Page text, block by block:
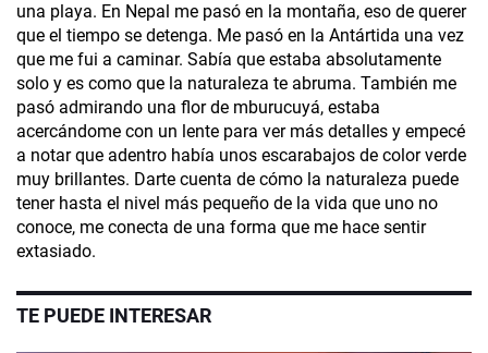
una playa. En Nepal me pasó en la montaña, eso de querer
que el tiempo se detenga. Me pasó en la Antártida una vez
que me fui a caminar. Sabía que estaba absolutamente
solo y es como que la naturaleza te abruma. También me
pasó admirando una flor de mburucuyá, estaba
acercándome con un lente para ver más detalles y empecé
a notar que adentro había unos escarabajos de color verde
muy brillantes. Darte cuenta de cómo la naturaleza puede
tener hasta el nivel más pequeño de la vida que uno no
conoce, me conecta de una forma que me hace sentir
extasiado.
TE PUEDE INTERESAR